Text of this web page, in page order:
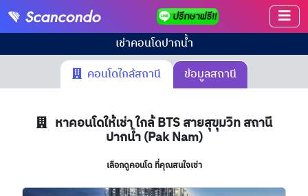
เช่าคอนโดปากน้ำ
คอนโดใกล้สถานี
ข้อมูลสถานี
หาคอนโดให้เช่า ใกล้ BTS สายสุขุมวิท สถานี
ปากน้ำ (Pak Nam)
เลือกดูคอนโด ที่คุณสนใจเช่า